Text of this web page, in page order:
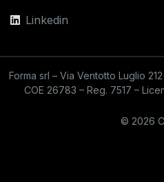
Linkedin
Forma srl – Via Ventotto Luglio
COE 26783 – Reg. 7517 –
© 2026